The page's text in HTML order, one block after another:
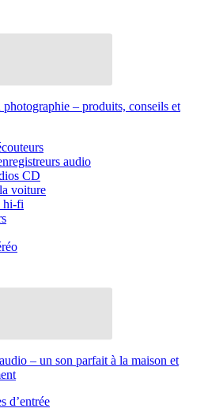
– produits, conseils et
audio
CD
voiture
hi-fi
– un son parfait à la maison et
d’entrée